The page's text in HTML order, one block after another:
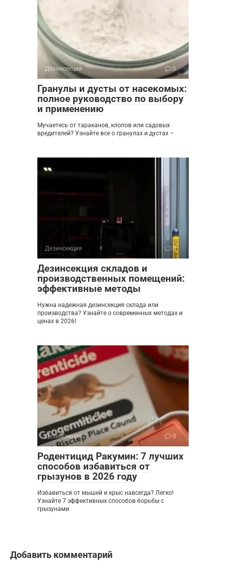
Дезинсекция 0
Гранулы и дусты от насекомых:
полное руководство по выбору
и применению
Мучаетесь от тараканов, клопов или садовых
вредителей? Узнайте все о гранулах и дустах –
Дезинсекция 0
Дезинсекция складов и
производственных помещений:
эффективные методы
Нужна надежная дезинсекция склада или
производства? Узнайте о современных методах и
ценах в 2026!
Дезинсекция 0
Родентицид Ракумин: 7 лучших
способов избавиться от
грызунов в 2026 году
Избавиться от мышей и крыс навсегда? Легко!
Узнайте 7 эффективных способов борьбы с
грызунами
Добавить комментарий